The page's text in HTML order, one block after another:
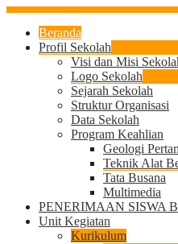
Beranda
Profil Sekolah
Visi dan Misi
Logo Sekolah
Sejarah Sekolah
Struktur Organisasi
Data Sekolah
Program Keahlian
Geologi
Teknik Alat
Tata Busana
Multimedia
PENERIMAAN SISWA
Unit Kegiatan
Kurikulum